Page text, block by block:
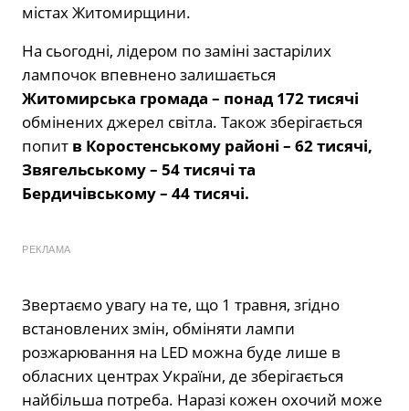
містах Житомирщини.
На сьогодні, лідером по заміні застарілих
лампочок впевнено залишається
Житомирська громада – понад 172 тисячі
обмінених джерел світла. Також зберігається
попит в Коростенському районі – 62 тисячі,
Звягельському – 54 тисячі та
Бердичівському – 44 тисячі.
РЕКЛАМА
Звертаємо увагу на те, що 1 травня, згідно
встановлених змін, обміняти лампи
розжарювання на LED можна буде лише в
обласних центрах України, де зберігається
найбільша потреба. Наразі кожен охочий може